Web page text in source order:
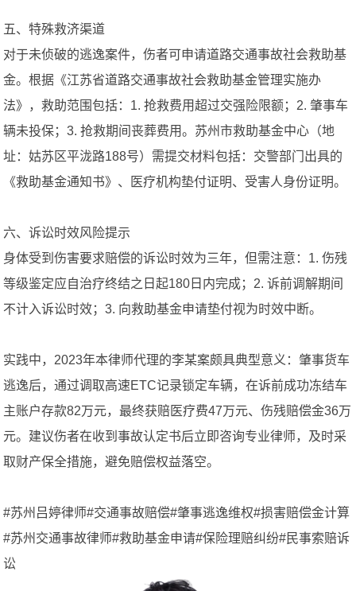
五、特殊救济渠道
对于未侦破的逃逸案件，伤者可申请道路交通事故社会救助基
金。根据《江苏省道路交通事故社会救助基金管理实施办
法》，救助范围包括：1. 抢救费用超过交强险限额；2. 肇事车
辆未投保；3. 抢救期间丧葬费用。苏州市救助基金中心（地
址：姑苏区平泷路188号）需提交材料包括：交警部门出具的
《救助基金通知书》、医疗机构垫付证明、受害人身份证明。
六、诉讼时效风险提示
身体受到伤害要求赔偿的诉讼时效为三年，但需注意：1. 伤残
等级鉴定应自治疗终结之日起180日内完成；2. 诉前调解期间
不计入诉讼时效；3. 向救助基金申请垫付视为时效中断。
实践中，2023年本律师代理的李某案颇具典型意义：肇事货车
逃逸后，通过调取高速ETC记录锁定车辆，在诉前成功冻结车
主账户存款82万元，最终获赔医疗费47万元、伤残赔偿金36万
元。建议伤者在收到事故认定书后立即咨询专业律师，及时采
取财产保全措施，避免赔偿权益落空。
#苏州吕婷律师#交通事故赔偿#肇事逃逸维权#损害赔偿金计算
#苏州交通事故律师#救助基金申请#保险理赔纠纷#民事索赔诉
讼